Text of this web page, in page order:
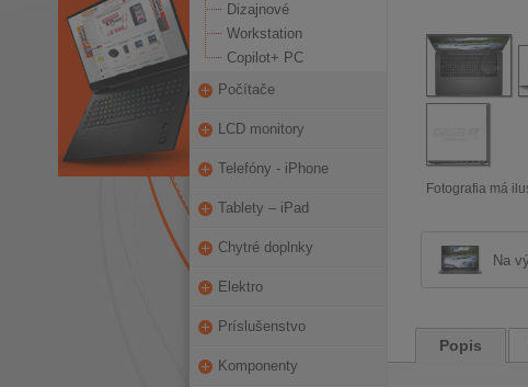
Dizajnové
Workstation
Copilot+ PC
Počítače
LCD monitory
Telefóny - iPhone
Tablety – iPad
Chytré doplnky
Elektro
Príslušenstvo
Komponenty
Fotografia má
Na
Popis